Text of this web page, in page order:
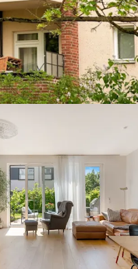
Zehlendorf,
Verkauft